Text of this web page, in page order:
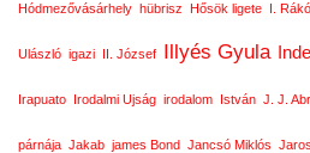
Hódmezővásárhely hübrisz Hősök ligete I.
Ulászló igazi II. József Illyés Gyula
Irapuato Irodalmi Ujság irodalom István J. J.
párnája Jakab james Bond Jancsó Miklós